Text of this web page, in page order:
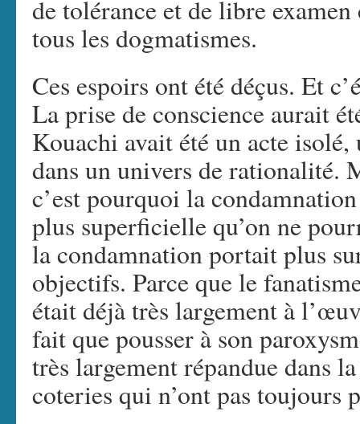
de tolérance et de libre
tous les dogmatismes.
Ces espoirs ont été déçus. Et
La prise de conscience aurait
Kouachi avait été un acte
dans un univers de rationalité.
c’est pourquoi la
plus superficielle qu’on ne
la condamnation portait plus
objectifs. Parce que le
était déjà très largement à
fait que pousser à son
très largement répandue dans
coteries qui n’ont pas toujours